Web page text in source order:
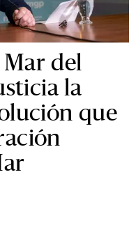
del
la
que